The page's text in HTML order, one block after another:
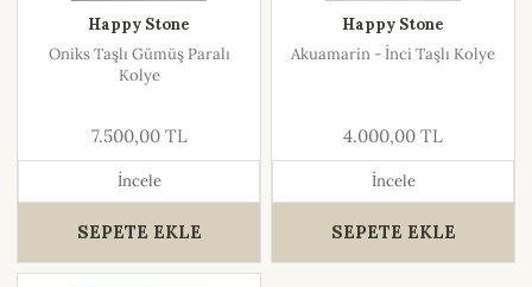
Happy Stone
Oniks Taşlı Gümüş Paralı
Kolye
7.500,00 TL
İncele
SEPETE EKLE
Happy Stone
Akuamarin - İnci Taşlı Kolye
4.000,00 TL
İncele
SEPETE EKLE